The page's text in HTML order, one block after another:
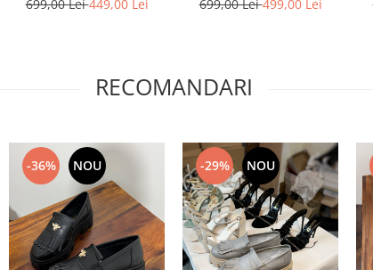
699,00 Lei449,00 Lei
699,00 Lei499,00 Lei
RECOMANDARI
-36% NOU -29% NOU